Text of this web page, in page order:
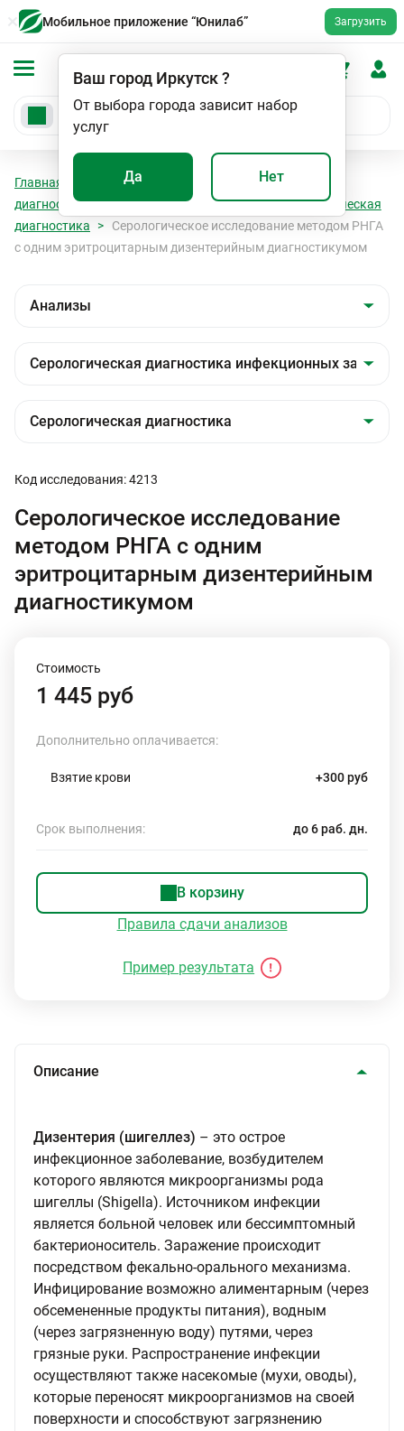
Мобильное приложение “Юнилаб” Загрузить
Ваш город Иркутск?
От выбора города зависит набор
услуг
Да Нет
Главная Анализы
Серологическая
диагностика инфекционных заболеваний
Серологическая
диагностика
Серологическое исследование методом РНГА
с одним эритроцитарным дизентерийным диагностикумом
Код исследования: 4213
Серологическое исследование
методом РНГА с одним
эритроцитарным дизентерийным
диагностикумом
Стоимость
1 445 руб
Дополнительно оплачивается:
Взятие крови +300 руб
Срок выполнения: до 6 раб. дн.
В корзину
Правила сдачи анализов
Пример результата
Описание
Дизентерия (шигеллез) – это острое
инфекционное заболевание, возбудителем
которого являются микроорганизмы рода
шигеллы (Shigella). Источником инфекции
является больной человек или бессимптомный
бактерионоситель. Заражение происходит
посредством фекально-орального механизма.
Инфицирование возможно алиментарным (через
обсемененные продукты питания), водным
(через загрязненную воду) путями, через
грязные руки. Распространение инфекции
осуществляют также насекомые (мухи, оводы),
которые переносят микроорганизмов на своей
поверхности и способствуют загрязнению